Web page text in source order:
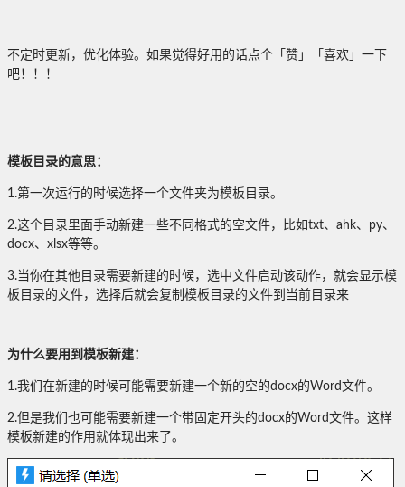
不定时更新，优化体验。如果觉得好用的话点个「赞」「喜欢」一下
吧！！！
模板目录的意思：
1.第一次运行的时候选择一个文件夹为模板目录。
2.这个目录里面手动新建一些不同格式的空文件，比如txt、ahk、py、
docx、xlsx等等。
3.当你在其他目录需要新建的时候，选中文件启动该动作，就会显示模
板目录的文件，选择后就会复制模板目录的文件到当前目录来
为什么要用到模板新建：
1.我们在新建的时候可能需要新建一个新的空的docx的Word文件。
2.但是我们也可能需要新建一个带固定开头的docx的Word文件。这样
模板新建的作用就体现出来了。